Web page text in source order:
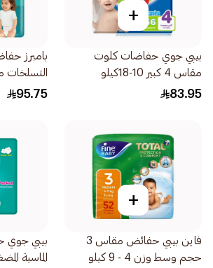
+
بيبي جوي حفاضات كلوت
مقاس 4 كبير 10-18كيلو
56قطعة
83.95
بامبرز
5، 11-16 52قطعة
95.75
+
فاين بيبي حفائض مقاس 3
حجم وسط وزن 4 - 9 كيلو
بيبي جوي